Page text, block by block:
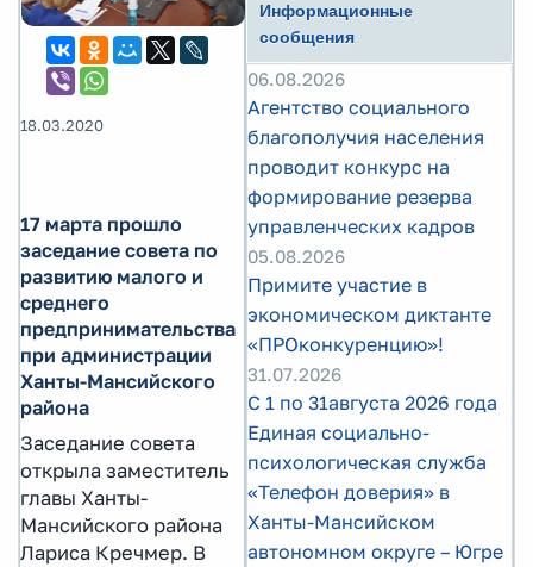
18.03.2020
17 марта прошло
заседание совета по
развитию малого и
среднего
предпринимательства
при администрации
Ханты-Мансийского
района
Заседание совета
открыла заместитель
главы Ханты-
Мансийского района
Лариса Кречмер. В
Информационные
сообщения
06.08.2026
Агентство социального
благополучия населения
проводит конкурс на
формирование резерва
управленческих кадров
05.08.2026
Примите участие в
экономическом диктанте
«ПРОконкуренцию»!
31.07.2026
С 1 по 31августа 2026 года
Единая социально-
психологическая служба
«Телефон доверия» в
Ханты-Мансийском
автономном округе – Югре